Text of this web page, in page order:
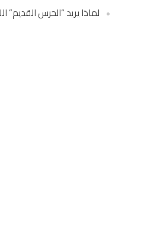
لماذا يريد “الحرس القديم”